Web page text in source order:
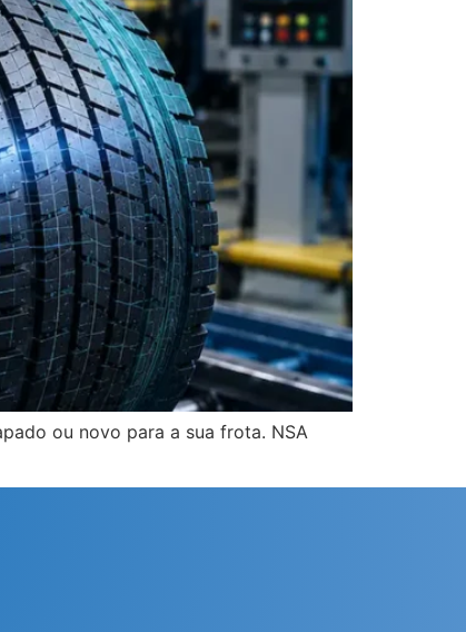
ou novo para a sua frota. NSA